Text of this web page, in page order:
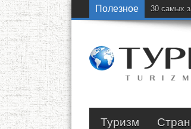
Полезное 30 самых
Туризм